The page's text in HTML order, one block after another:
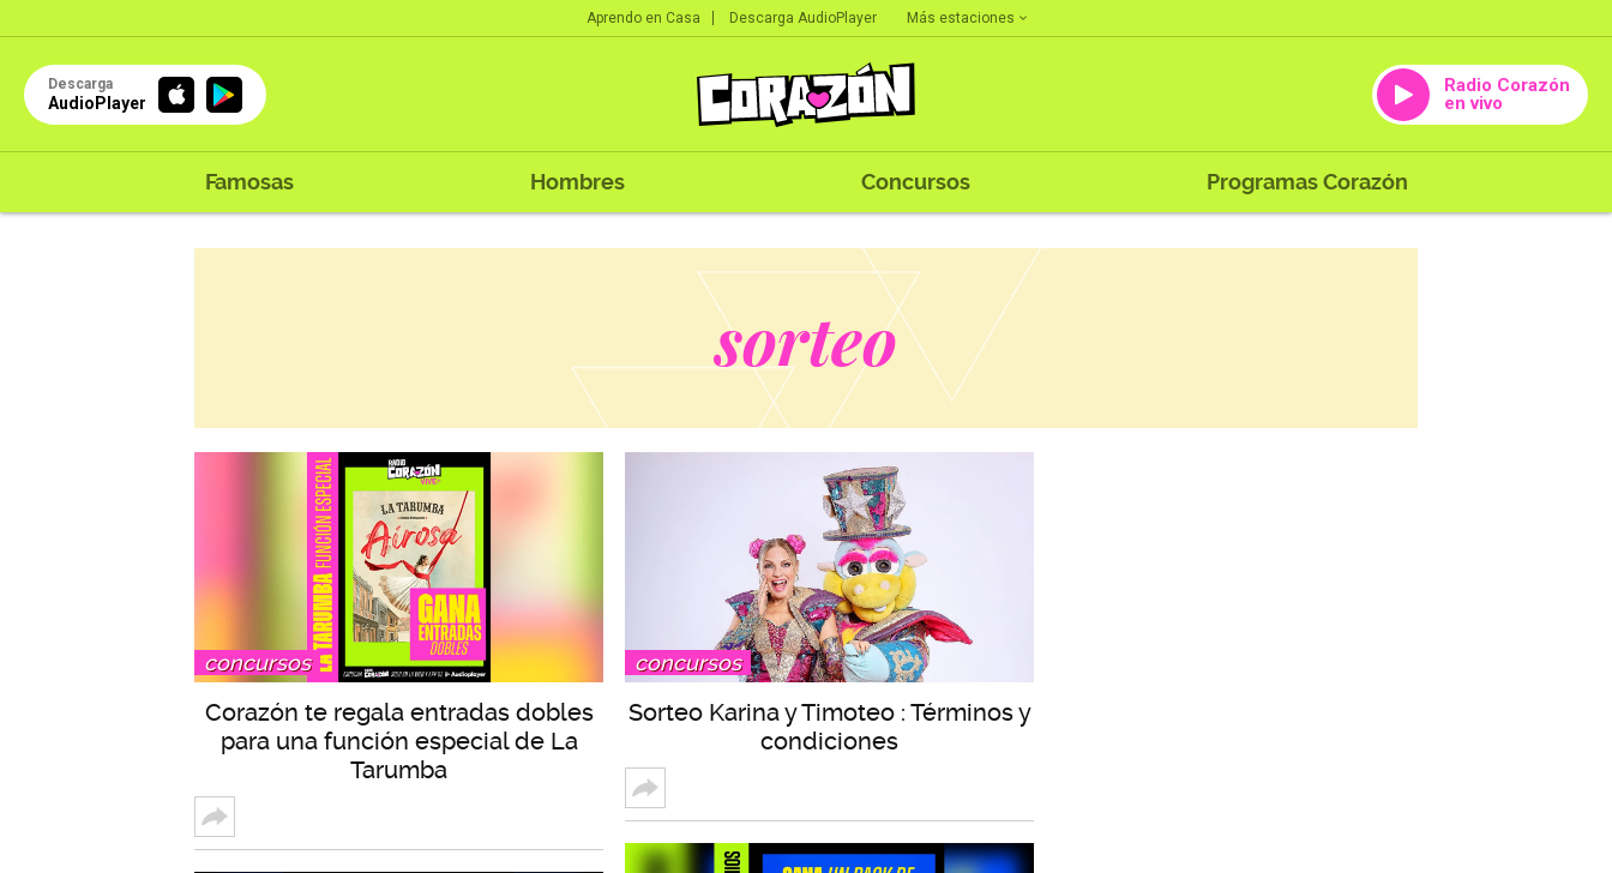
Aprendo en Casa Descarga AudioPlayer Más estaciones
Descarga
AudioPlayer
Radio Corazón
en vivo
Famosas Hombres Concursos Programas Corazón
sorteo
concursos
Corazón te regala entradas dobles
para una función especial de La
Tarumba
concursos
Sorteo Karina y Timoteo : Términos y
condiciones